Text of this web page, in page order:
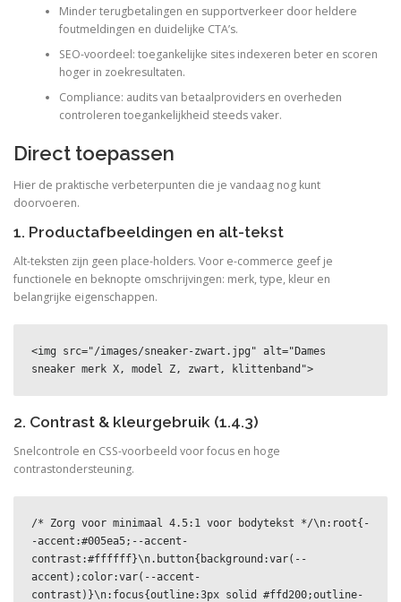
Minder terugbetalingen en supportverkeer door heldere
foutmeldingen en duidelijke CTA’s.
SEO-voordeel: toegankelijke sites indexeren beter en scoren
hoger in zoekresultaten.
Compliance: audits van betaalproviders en overheden
controleren toegankelijkheid steeds vaker.
Direct toepassen
Hier de praktische verbeterpunten die je vandaag nog kunt
doorvoeren.
1. Productafbeeldingen en alt-tekst
Alt-teksten zijn geen place-holders. Voor e-commerce geef je
functionele en beknopte omschrijvingen: merk, type, kleur en
belangrijke eigenschappen.
<img src="/images/sneaker-zwart.jpg" alt="Dames
sneaker merk X, model Z, zwart, klittenband">
2. Contrast & kleurgebruik (1.4.3)
Snelcontrole en CSS-voorbeeld voor focus en hoge
contrastondersteuning.
/* Zorg voor minimaal 4.5:1 voor bodytekst */\n:root{-
-accent:#005ea5;--accent-
contrast:#ffffff}\n.button{background:var(--
accent);color:var(--accent-
contrast)}\n:focus{outline:3px solid #ffd200;outline-